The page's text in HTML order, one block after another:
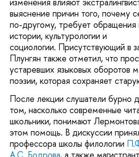
выяснение причин того, почему
по-другому, требует обращения
истории, культурологии и
социологии. Присутствующий в
Плунгян также отметил, что
устаревших языковых оборотов
поэзии, которая сохраняет
После лекции слушатели бурно
том, насколько современные
школьники, понимают
этом помощь. В дискуссии
профессора школы филологии